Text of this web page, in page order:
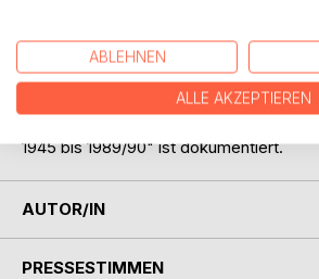
Rostock die Freiheit in Forschung und
erlebte damit einen neuen Aufstieg bis
Die Ausstellung "Geknebelter Geist.
1945 bis 1989/90" ist dokumentiert.
AUTOR/IN
PRESSESTIMMEN
ABLEHNEN
ALLE AKZEPTIEREN